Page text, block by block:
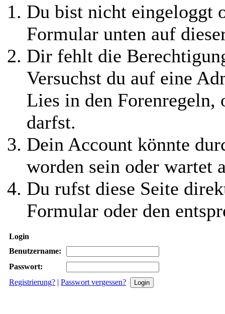
Du bist nicht eingeloggt
Formular unten auf
Dir fehlt die
Versuchst du auf eine
Lies in den Forenregeln,
darfst.
Dein Account könnte
worden sein oder wartet
Du rufst diese Seite
Formular oder den
Login
Benutzername:
Passwort:
Registrierung? | Passwort vergessen?